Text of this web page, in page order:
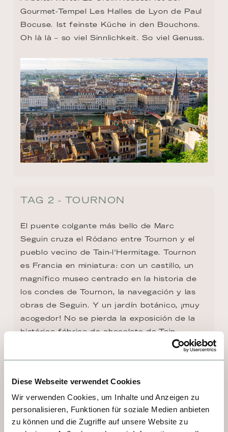
Diese Webseite verwendet Cookies
Wir verwenden Cookies, um Inhalte und Anzeigen zu
personalisieren, Funktionen für soziale Medien anbieten
zu können und die Zugriffe auf unsere Website zu
Gourmet-Tempel Les Halles de Lyon de Paul
Bocuse. Ist feinste Küche in den Bouchons.
Oh là là – so viel Sinnlichkeit. So viel Genuss.
TAG 2 - TOURNON
El puente colgante más bello de Marc
Seguin cruza el Ródano entre Tournon y el
pueblo vecino de Tain-l'Hermitage. Tournon
es Francia en miniatura: con un castillo, un
magnífico museo centrado en la historia de
los condes de Tournon, la navegación y las
obras de Seguin. Y un jardín botánico, ¡muy
acogedor! No se pierda la exposición de la
histórica fábrica de chocolate de Tain-